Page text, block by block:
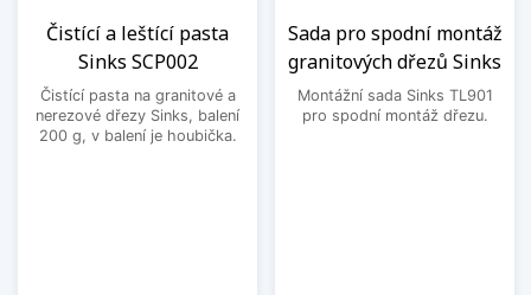
Čistící a leštící pasta
Sinks SCP002
Čistící pasta na granitové a
nerezové dřezy Sinks, balení
200 g, v balení je houbička.
Sada pro spodní montáž
granitových dřezů Sinks
Montážní sada Sinks TL901
pro spodní montáž dřezu.